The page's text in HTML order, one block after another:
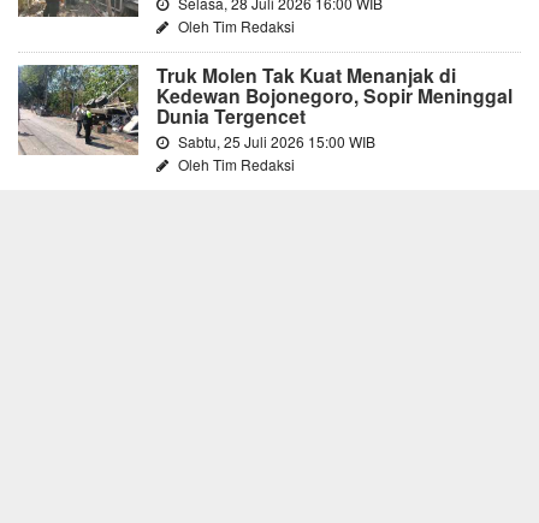
Oleh Tim Redaksi
Truk Molen Tak Kuat Menanjak di
Kedewan Bojonegoro, Sopir Meninggal
Dunia Tergencet
Sabtu, 25 Juli 2026 15:00 WIB
Oleh Tim Redaksi